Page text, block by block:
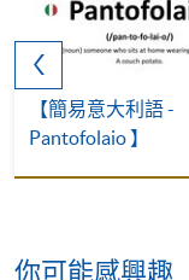
【簡易意大利語 -
Pantofolaio 】
你可能感興趣